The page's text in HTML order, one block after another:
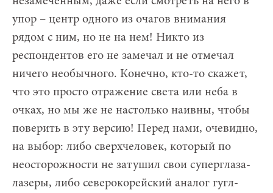
упор – центр одного из очагов внимания
рядом с ним, но не на нем! Никто из
респондентов его не замечал и не отмечал
ничего необычного. Конечно, кто-то скажет,
что это просто отражение света или неба в
очках, но мы же не настолько наивны, чтобы
поверить в эту версию! Перед нами, очевидно,
на выбор: либо сверхчеловек, который по
неосторожности не затушил свои суперглаза-
лазеры, либо северокорейский аналог гугл-